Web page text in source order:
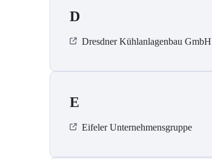
D
Dresdner Kühlanlagenbau GmbH
E
Eifeler Unternehmensgruppe